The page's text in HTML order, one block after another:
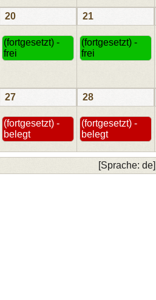
20
(fortgesetzt) -
frei
21
(fortgesetzt) -
frei
27
(fortgesetzt) -
belegt
28
(fortgesetzt) -
belegt
[Sprache: